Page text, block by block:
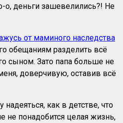
о, деньги зашевелились?! Не
от маминого наследства
обещаниям разделить всё
сыном. Зато папа больше не
доверчивую, оставив всё
как в детстве, что
не понадобится целая жизнь,